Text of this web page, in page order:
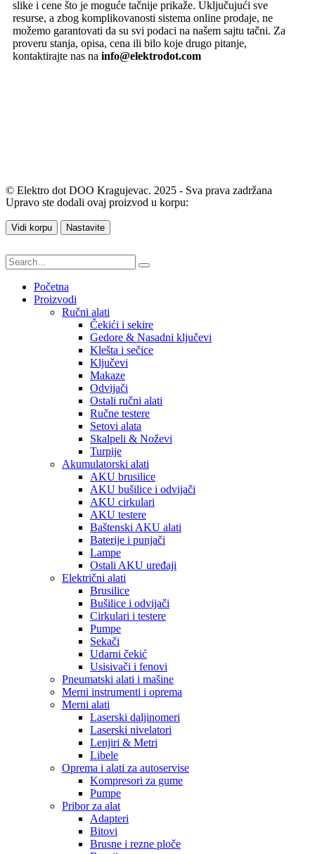
slike i cene što je moguće tačnije prikaže. Uključujući sve
resurse, a zbog komplikovanosti sistema online prodaje, ne
možemo garantovati da su svi podaci na našem sajtu tačni. Za
proveru stanja, opisa, cena ili bilo koje drugo pitanje,
kontaktirajte nas na info@elektrodot.com
© Elektro dot DOO Kragujevac. 2025 - Sva prava zadržana
Upravo ste dodali ovaj proizvod u korpu:
Vidi korpu Nastavite
Početna
Proizvodi
Ručni alati
Čekići i sekire
Gedore & Nasadni ključevi
Klešta i sečice
Ključevi
Makaze
Odvijači
Ostali ručni alati
Ručne testere
Setovi alata
Skalpeli & Noževi
Turpije
Akumulatorski alati
AKU brusilice
AKU bušilice i odvijači
AKU cirkulari
AKU testere
Baštenski AKU alati
Baterije i punjači
Lampe
Ostali AKU uređaji
Električni alati
Brusilice
Bušilice i odvijači
Cirkulari i testere
Pumpe
Sekači
Udarni čekić
Usisivači i fenovi
Pneumatski alati i mašine
Merni instrumenti i oprema
Merni alati
Laserski daljinomeri
Laserski nivelatori
Lenjiri & Metri
Libele
Oprema i alati za autoservise
Kompresori za gume
Pumpe
Pribor za alat
Adapteri
Bitovi
Brusne i rezne ploče